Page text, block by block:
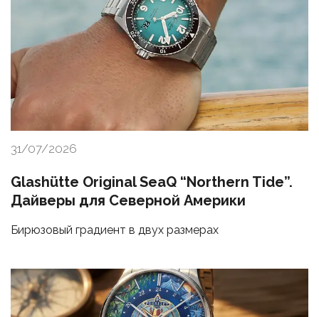
31/07/2026
Glashütte Original SeaQ “Northern Tide”.
Дайверы для Северной Америки
Бирюзовый градиент в двух размерах